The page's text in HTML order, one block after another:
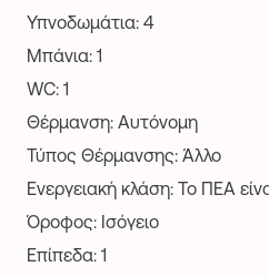
Υπνοδωμάτια: 4
Μπάνια: 1
WC: 1
Θέρμανση: Αυτόνομη
Τύπος Θέρμανσης: Άλλο
Ενεργειακή κλάση: Το ΠΕΑ
Όροφος: Ισόγειο
Επίπεδα: 1